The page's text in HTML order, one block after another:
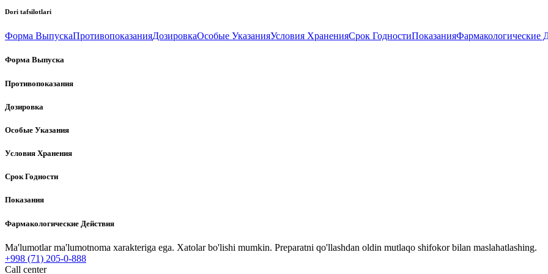
Dori tafsilotlari
Форма ВыпускаПротивопоказанияДозировкаОсобые УказанияУсловия ХраненияСрок ГодностиПоказанияФармакологические
Форма Выпуска
Противопоказания
Дозировка
Особые Указания
Условия Хранения
Срок Годности
Показания
Фармакологические Действия
Ma'lumotlar ma'lumotnoma xarakteriga ega. Xatolar bo'lishi mumkin. Preparatni qo'llashdan oldin mutlaqo shifokor bilan maslahatlashing.
+998 (71) 205-0-888
Call center